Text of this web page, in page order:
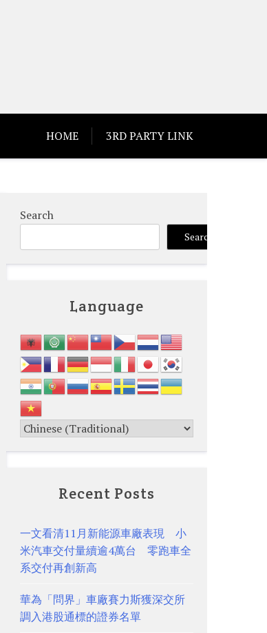
HOME 3RD PARTY LINK
Search
Search
Language
Recent Posts
一文看清11月新能源車廠表現 小
米汽車交付量續逾4萬台 零跑車全
系交付再創新高
華為「問界」車廠賽力斯獲深交所
調入港股通標的證券名單